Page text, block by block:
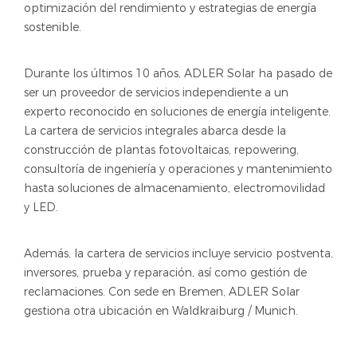
optimización del rendimiento y estrategias de energía
sostenible.
Durante los últimos 10 años, ADLER Solar ha pasado de
ser un proveedor de servicios independiente a un
experto reconocido en soluciones de energía inteligente.
La cartera de servicios integrales abarca desde la
construcción de plantas fotovoltaicas, repowering,
consultoría de ingeniería y operaciones y mantenimiento
hasta soluciones de almacenamiento, electromovilidad
y LED.
Además, la cartera de servicios incluye servicio postventa,
inversores, prueba y reparación, así como gestión de
reclamaciones. Con sede en Bremen, ADLER Solar
gestiona otra ubicación en Waldkraiburg / Munich.